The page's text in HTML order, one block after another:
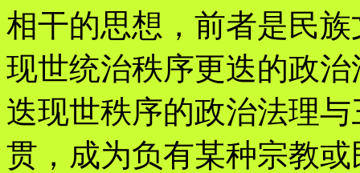
相干的思想，前者是民
现世统治秩序更迭的政
迭现世秩序的政治法理
贯，成为负有某种宗教